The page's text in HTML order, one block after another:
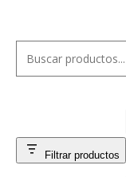
Filtrar productos